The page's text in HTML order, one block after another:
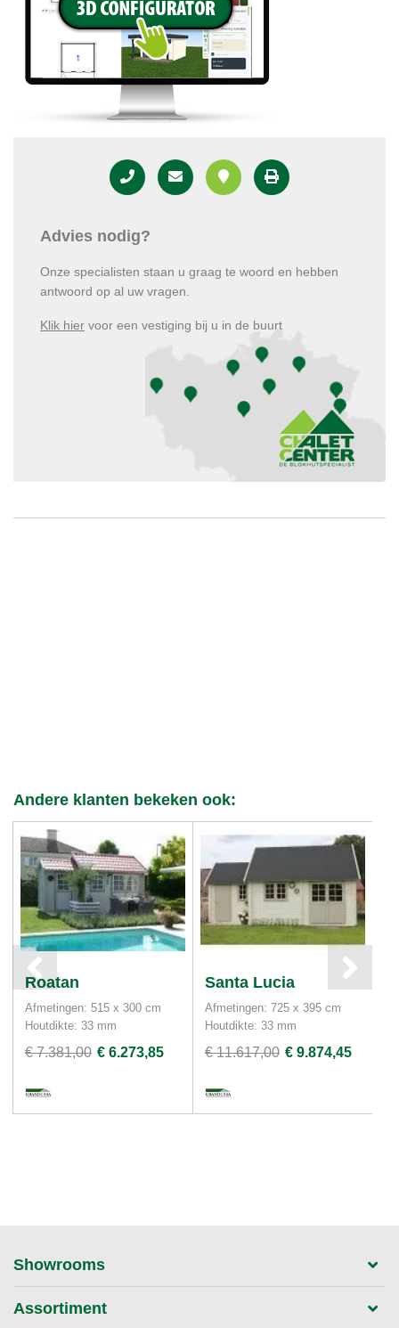
Advies nodig?
Onze specialisten staan u graag te woord en hebben
antwoord op al uw vragen.
Klik hier voor een vestiging bij u in de buurt
Andere klanten bekeken ook:
Roatan
Afmetingen: 515 x 300 cm
Houtdikte: 33 mm
€ 7.381,00 € 6.273,85
Santa Lucia
Afmetingen: 725 x 395 cm
Houtdikte: 33 mm
€ 11.617,00 € 9.874,45
Showrooms
Assortiment